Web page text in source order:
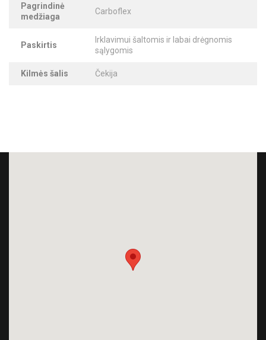
Pagrindinė
medžiaga
Carboflex
Paskirtis
Irklavimui šaltomis ir labai drėgnomis
sąlygomis
Kilmės šalis Čekija